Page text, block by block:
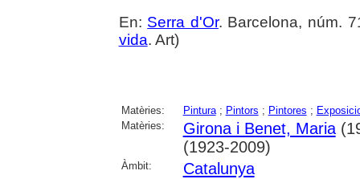
En: Serra d'Or. Barcelona, núm.
vida. Art)
Matèries: Pintura; Pintors ; Pintores ;
Matèries:
Girona i Benet, Maria
(1923-2009)
Àmbit: Catalunya